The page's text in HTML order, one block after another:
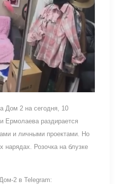
Дом 2 на сегодня, 10
Ермолаева раздирается
и личными проектами. Но
нарядах. Розочка на блузке
2 в Telegram: